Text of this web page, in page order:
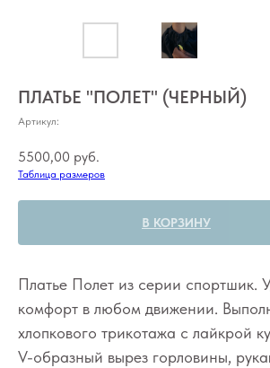
ПЛАТЬЕ "ПОЛЕТ" (ЧЕРНЫЙ)
Артикул:
5500,00 руб.
Таблица размеров
В КОРЗИНУ
Платье Полет из серии спортшик.
комфорт в любом движении.
хлопкового трикотажа с лайкрой
V-образный вырез горловины,